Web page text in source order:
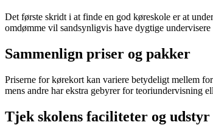
Det første skridt i at finde en god køreskole er at
omdømme vil sandsynligvis have dygtige undervisere
Sammenlign priser og pakker
Priserne for kørekort kan variere betydeligt mellem
mens andre har ekstra gebyrer for teoriundervisning
Tjek skolens faciliteter og udstyr